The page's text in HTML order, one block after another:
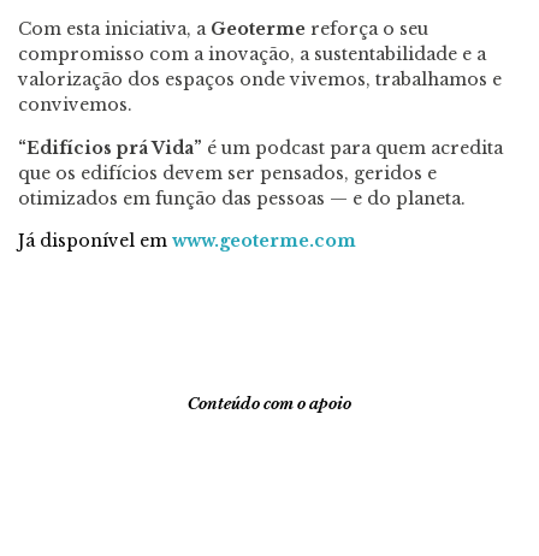
Com esta iniciativa, a Geoterme reforça o seu
compromisso com a inovação, a sustentabilidade e a
valorização dos espaços onde vivemos, trabalhamos e
convivemos.
“Edifícios prá Vida” é um podcast para quem acredita
que os edifícios devem ser pensados, geridos e
otimizados em função das pessoas — e do planeta.
Já disponível em www.geoterme.com
Conteúdo com o apoio